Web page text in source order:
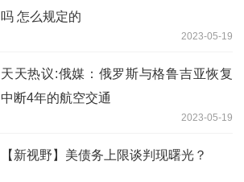
吗 怎么规定的
2023-05-19
天天热议:俄媒：俄罗斯与格鲁吉亚恢复
中断4年的航空交通
2023-05-19
【新视野】美债务上限谈判现曙光？